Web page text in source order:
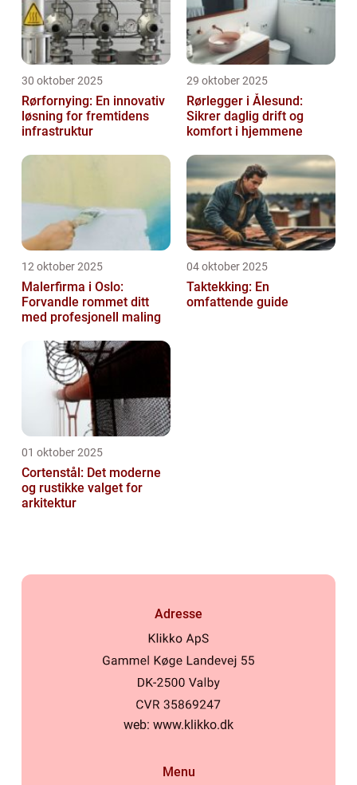
30 oktober 2025
Rørfornying: En innovativ
løsning for fremtidens
infrastruktur
29 oktober 2025
Rørlegger i Ålesund:
Sikrer daglig drift og
komfort i hjemmene
12 oktober 2025
Malerfirma i Oslo:
Forvandle rommet ditt
med profesjonell maling
04 oktober 2025
Taktekking: En
omfattende guide
01 oktober 2025
Cortenstål: Det moderne
og rustikke valget for
arkitektur
Adresse
web: www.klikko.dk
Menu